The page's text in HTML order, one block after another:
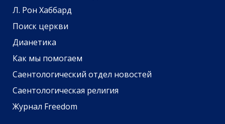
Л. Рон Хаббард
Поиск церкви
Дианетика
Как мы помогаем
Саентологический отдел новостей
Саентологическая религия
Журнал Freedom